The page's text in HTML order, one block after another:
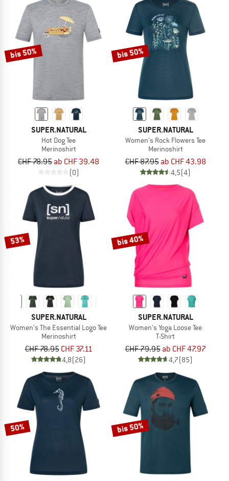
bis 50%
SUPER.NATURAL
Hot Dog Tee
Merinoshirt
CHF 78.95 ab CHF 39.48
(0)
bis 50%
SUPER.NATURAL
Women's Rock Flowers Tee
Merinoshirt
CHF 87.95 ab CHF 43.98
4,5(4)
53%
SUPER.NATURAL
Women's The Essential Logo Tee
Merinoshirt
CHF 78.95 CHF 37.11
4,8(26)
bis 40%
SUPER.NATURAL
Women's Yoga Loose Tee
T-Shirt
CHF 79.95 ab CHF 47.97
4,7(85)
50% bis 50%